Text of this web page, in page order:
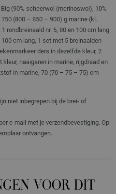
(90% scheerwol (merinoswol), 10%
(800 – 850 – 900) g marine (kl.
rondbreinaald nr. 5, 80 en 100 cm lang
cm lang, 1 set met 5 breinaalden
ders in dezelfde kleur, 2
naaigaren in marine, rijgdraad en
in marine, 70 (70 – 75 – 75) cm
niet inbegrepen bij de brei- of
e-mail met je verzendbevestiging. Op
ontvangen.
VOOR DIT